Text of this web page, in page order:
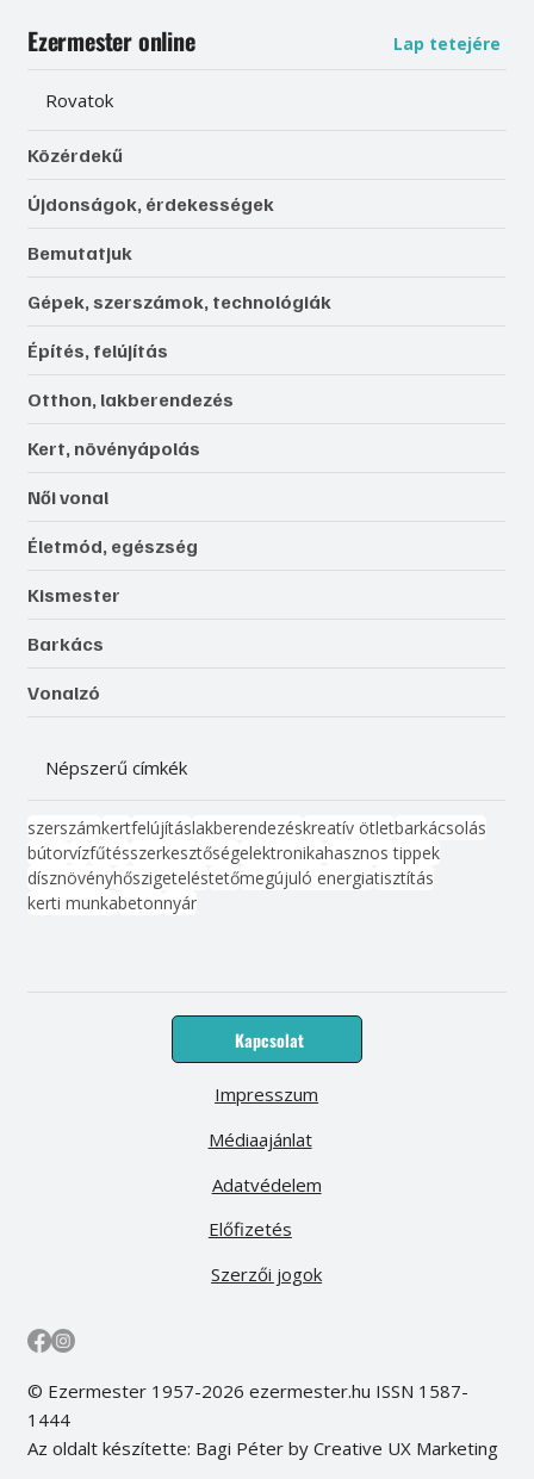
Ezermester online Lap tetejére
Rovatok
Közérdekű
Újdonságok, érdekességek
Bemutatjuk
Gépek, szerszámok, technológiák
Építés, felújítás
Otthon, lakberendezés
Kert, növényápolás
Női vonal
Életmód, egészség
Kismester
Barkács
Vonalzó
Népszerű címkék
szerszámkertfelújításlakberendezéskreatív ötletbarkácsolás
bútorvízfűtésszerkesztőségelektronikahasznos tippek
dísznövényhőszigeteléstetőmegújuló energiatisztítás
kerti munkabetonnyár
Kapcsolat
Médiaajánlat
Előfizetés
Impresszum
Adatvédelem
Szerzői jogok
© Ezermester 1957-2026 ezermester.hu ISSN 1587-
1444
Az oldalt készítette: Bagi Péter by Creative UX Marketing